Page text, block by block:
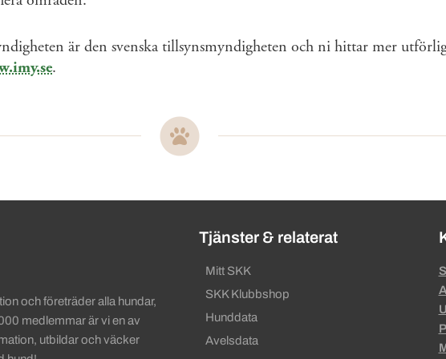
är den svenska tillsynsmyndigheten och ni hittar mer
.
länkar
och företräder alla hundar,
medlemmar är vi en av
utbildar och väcker
Tjänster & relaterat
Mitt SKK
SKK Klubbshop
Hunddata
Avelsdata